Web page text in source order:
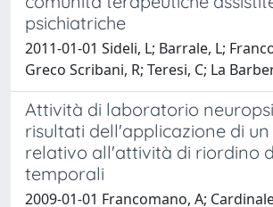
psichiatriche
2011-01-01 Sideli, L; Barrale, L;
Greco Scribani, R; Teresi, C; La
Attività di laboratorio
risultati dell'applicazione di
relativo all'attività di riordino
temporali
2009-01-01 Francomano, A;